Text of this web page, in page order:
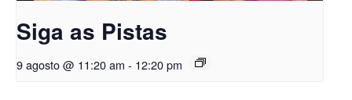
Siga as Pistas
9 agosto @ 11:20 am - 12:20 pm